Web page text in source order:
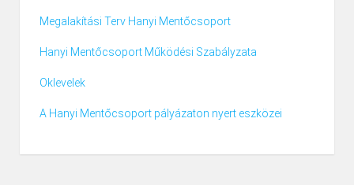
Megalakítási Terv Hanyi Mentőcsoport
Hanyi Mentőcsoport Működési Szabályzata
Oklevelek
A Hanyi Mentőcsoport pályázaton nyert eszközei